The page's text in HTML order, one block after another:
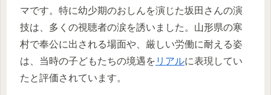
マです。特に幼少期のおしんを演じた坂田さんの演
技は、多くの視聴者の涙を誘いました。山形県の寒
村で奉公に出される場面や、厳しい労働に耐える姿
は、当時の子どもたちの境遇を リアルに表現してい
たと評価されています。